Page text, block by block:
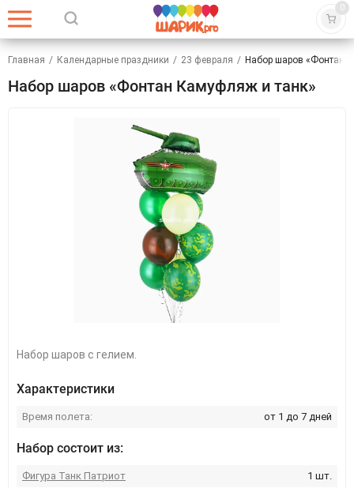
0
Главная / Календарные праздники / 23 февраля / Набор шаров «Фонтан
Набор шаров «Фонтан Камуфляж и танк»
Набор шаров с гелием.
Характеристики
Время полета: от 1 до 7 дней
Набор состоит из:
Фигура Танк Патриот
1 шт.